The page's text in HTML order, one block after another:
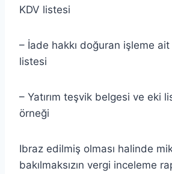
KDV listesi
– İade hakkı doğuran işleme
listesi
– Yatırım teşvik belgesi ve eki
örneği
Ibraz edilmiş olması halinde
bakılmaksızın vergi inceleme